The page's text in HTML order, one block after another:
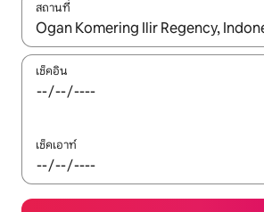
สถานที่
ใช้ลูกศรขึ้นลง หรือใช้การสัมผัสหรือปัด เพื่
เช็คอิน
เช็คเอาท์